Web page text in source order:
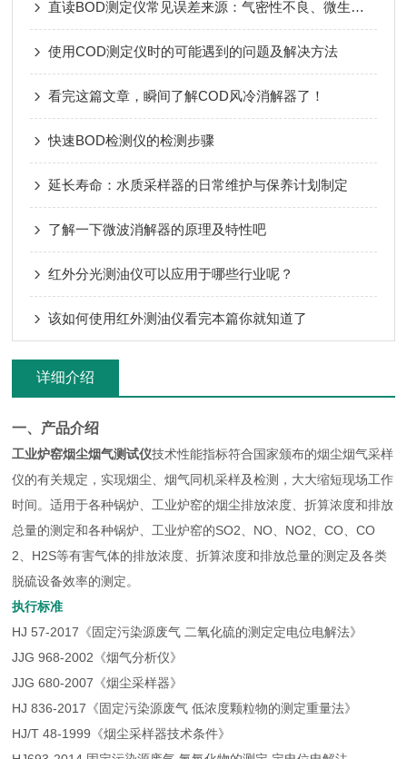
直读BOD测定仪常见误差来源：气密性不良、微生物活性不足等
使用COD测定仪时的可能遇到的问题及解决方法
看完这篇文章，瞬间了解COD风冷消解器了！
快速BOD检测仪的检测步骤
延长寿命：水质采样器的日常维护与保养计划制定
了解一下微波消解器的原理及特性吧
红外分光测油仪可以应用于哪些行业呢？
该如何使用红外测油仪看完本篇你就知道了
详细介绍
一、产品介绍
工业炉窑烟尘烟气测试仪技术性能指标符合国家颁布的烟尘烟气采样
仪的有关规定，实现烟尘、烟气同机采样及检测，大大缩短现场工作
时间。适用于各种锅炉、工业炉窑的烟尘排放浓度、折算浓度和排放
总量的测定和各种锅炉、工业炉窑的SO2、NO、NO2、CO、CO
2、H2S等有害气体的排放浓度、折算浓度和排放总量的测定及各类
脱硫设备效率的测定。
执行标准
HJ 57-2017《固定污染源废气 二氧化硫的测定定电位电解法》
JJG 968-2002《烟气分析仪》
JJG 680-2007《烟尘采样器》
HJ 836-2017《固定污染源废气 低浓度颗粒物的测定重量法》
HJ/T 48-1999《烟尘采样器技术条件》